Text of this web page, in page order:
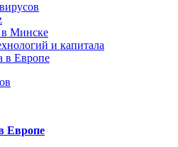
в Минске
и капитала
в Европе
Европе